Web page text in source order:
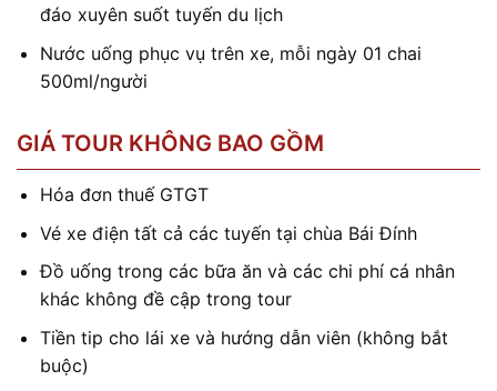
đáo xuyên suốt tuyến du lịch
Nước uống phục vụ trên xe, mỗi ngày 01 chai
500ml/người
GIÁ TOUR KHÔNG BAO GỒM
Hóa đơn thuế GTGT
Vé xe điện tất cả các tuyến tại chùa Bái Đính
Đồ uống trong các bữa ăn và các chi phí cá nhân
khác không đề cập trong tour
Tiền tip cho lái xe và hướng dẫn viên (không bắt
buộc)